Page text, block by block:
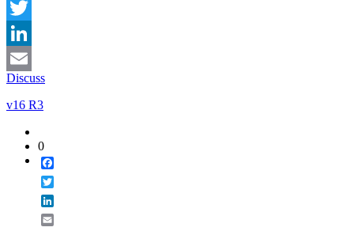
Facebook
Twitter
LinkedIn
Email
Discuss
v16 R3
0